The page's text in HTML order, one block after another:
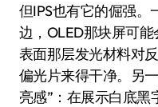
但IPS也有它的倔强。
边，OLED那块屏可
表面那层发光材料对
偏光片来得干净。另
亮感”：在展示白底黑